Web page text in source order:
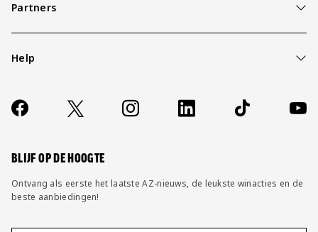
Partners
Help
Contact
FAQ
Socials
https://www.facebook.com/AZAlkmaar
X Instagram LinkedIn TikTok
BLIJF OP DE HOOGTE
Ontvang als eerste het laatste AZ-nieuws, de leukste winacties en de
beste aanbiedingen!